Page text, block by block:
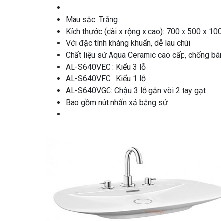
Màu sắc: Trắng
Kích thước (dài x rộng x cao): 700 x 500 x
Với đặc tính kháng khuẩn, dễ lau chùi
Chất liệu sứ Aqua Ceramic cao cấp, chống
AL-S640VEC : Kiểu 3 lỗ
AL-S640VFC : Kiểu 1 lỗ
AL-S640VGC: Chậu 3 lỗ gắn vòi 2 tay gạt
Bao gồm nút nhấn xả bằng sứ